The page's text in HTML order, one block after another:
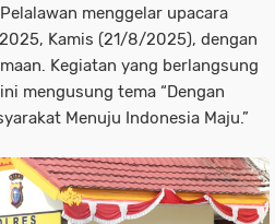
Pelalawan menggelar upacara
Kamis (21/8/2025), dengan
Kegiatan yang berlangsung
mengusung tema “Dengan
Menuju Indonesia Maju.”